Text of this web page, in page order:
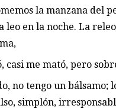
la manzana del
leo en la noche. La
casi me mató, pero
no tengo un bálsamo;
simplón,